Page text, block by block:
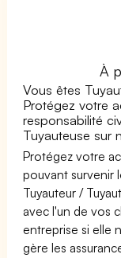
À
Vous êtes
Protégez votre
responsabilité
Tuyauteuse sur
Protégez votre
pouvant survenir
Tuyauteur /
avec l'un de vos
entreprise si elle
gère les